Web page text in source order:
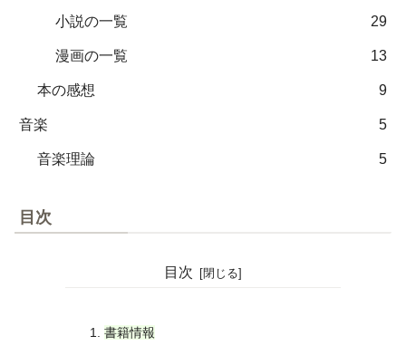
小説の一覧 29
漫画の一覧 13
本の感想 9
音楽 5
音楽理論 5
目次
目次
書籍情報